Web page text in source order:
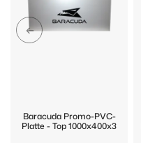
Baracuda Promo-PVC-
Platte - Top 1000x400x3